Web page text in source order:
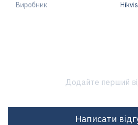
Виробник
Додайте перший
Написати